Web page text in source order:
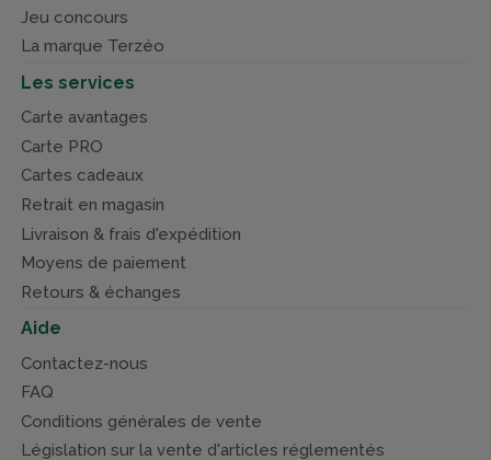
Jeu concours
La marque Terzéo
Les services
Carte avantages
Carte PRO
Cartes cadeaux
Retrait en magasin
Livraison & frais d'expédition
Moyens de paiement
Retours & échanges
Aide
Contactez-nous
FAQ
Conditions générales de vente
Législation sur la vente d'articles réglementés